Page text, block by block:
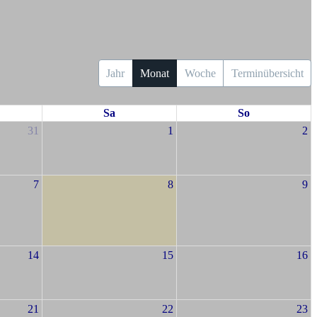
Jahr Monat Woche Terminübersicht
Sa
So
31
1 2
7 8 9
14 15 16
21 22 23